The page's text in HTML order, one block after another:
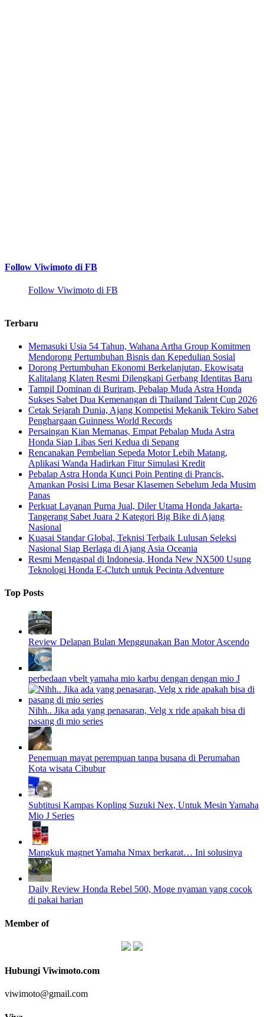
Follow Viwimoto di FB
Follow Viwimoto di FB
Terbaru
Memasuki Usia 54 Tahun, Wahana Artha Group Komitmen
Mendorong Pertumbuhan Bisnis dan Kepedulian Sosial
Dorong Pertumbuhan Ekonomi Berkelanjutan, Ekowisata
Kalitalang Klaten Resmi Dilengkapi Gerbang Identitas Baru
Tampil Dominan di Buriram, Pebalap Muda Astra Honda
Sukses Sabet Dua Kemenangan di Thailand Talent Cup 2026
Cetak Sejarah Dunia, Ajang Kompetisi Mekanik Tekiro Sabet
Penghargaan Guinness World Records
Persaingan Kian Memanas, Empat Pebalap Muda Astra
Honda Siap Libas Seri Kedua di Sepang
Rencanakan Pembelian Sepeda Motor Lebih Matang,
Aplikasi Wanda Hadirkan Fitur Simulasi Kredit
Pebalap Astra Honda Kunci Poin Penting di Prancis,
Amankan Posisi Lima Besar Klasemen Sebelum Jeda Musim
Panas
Perkuat Layanan Purna Jual, Diler Utama Honda Jakarta-
Tangerang Sabet Juara 2 Kategori Big Bike di Ajang
Nasional
Kuasai Standar Global, Teknisi Terbaik Lulusan Seleksi
Nasional Siap Berlaga di Ajang Asia Oceania
Resmi Mengaspal di Indonesia, Honda New NX500 Usung
Teknologi Honda E-Clutch untuk Pecinta Adventure
Top Posts
Review Delapan Bulan Menggunakan Ban Motor Ascendo
perbedaan vbelt yamaha mio karbu dengan dengan mio J
Nihh.. Jika ada yang penasaran, Velg x ride apakah bisa di
pasang di mio series
Penemuan mayat perempuan tanpa busana di Perumahan
Kota wisata Cibubur
Subtitusi Kampas Kopling Suzuki Nex, Untuk Mesin Yamaha
Mio J Series
Mangkuk magnet Yamaha Nmax berkarat… Ini solusinya
Daily Review Honda Rebel 500, Moge nyaman yang cocok
di pakai harian
Member of
Hubungi Viwimoto.com
viwimoto@gmail.com